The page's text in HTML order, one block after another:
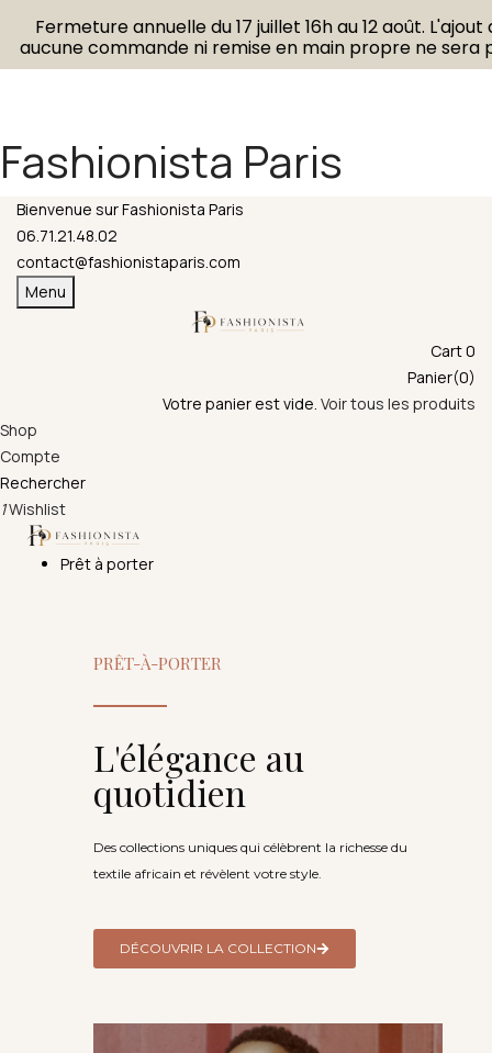
Fashionista Paris
Bienvenue sur Fashionista Paris
06.71.21.48.02
contact@fashionistaparis.com
Menu
Cart0
Panier(0)
Votre panier est vide. Voir tous les produits
Shop
Compte
Rechercher
1Wishlist
Prêt à porter
PRÊT-À-PORTER
L'élégance au
quotidien
Des collections uniques qui célèbrent la richesse du
textile africain et révèlent votre style.
DÉCOUVRIR LA COLLECTION
Fermeture annuelle du 17 juillet 16h au 12 août.
aucune commande ni remise en main propre ne